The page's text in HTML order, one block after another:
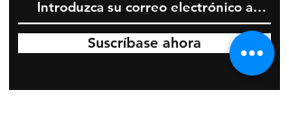
Suscríbase ahora